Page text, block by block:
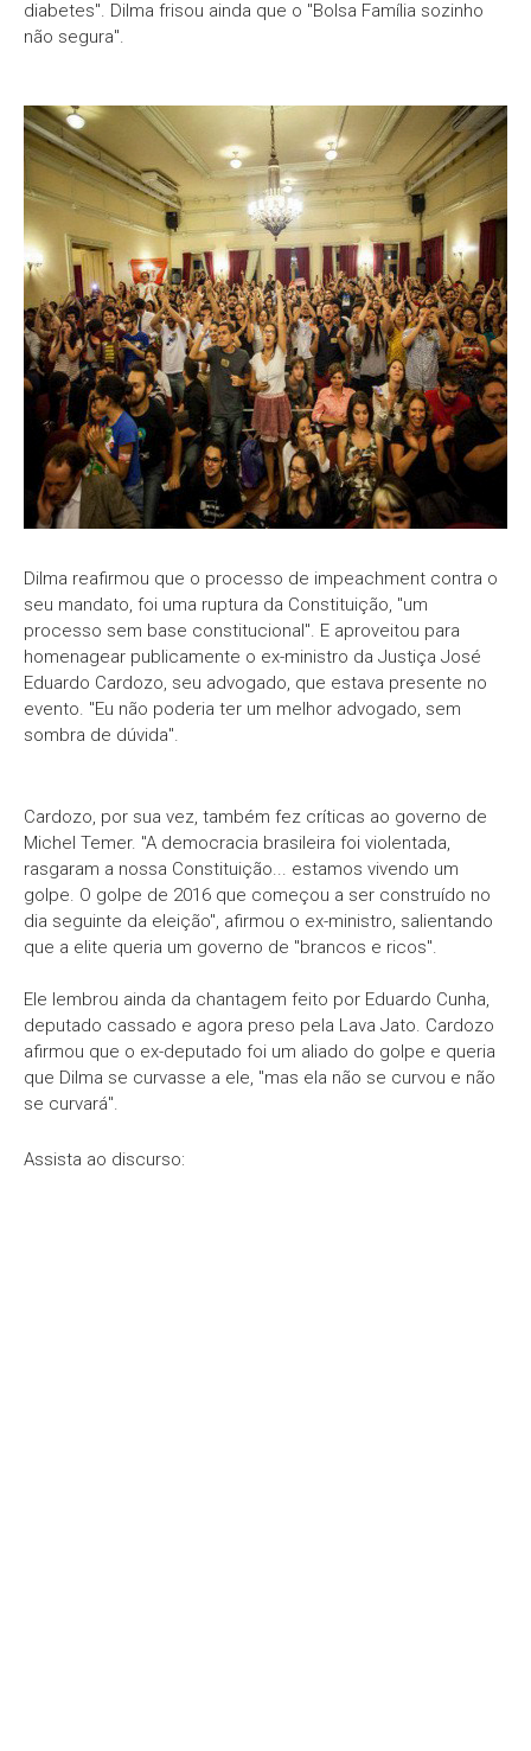
diabetes". Dilma frisou ainda que o "Bolsa Família sozinho
não segura".
Dilma reafirmou que o processo de impeachment contra o
seu mandato, foi uma ruptura da Constituição, "um
processo sem base constitucional". E aproveitou para
homenagear publicamente o ex-ministro da Justiça José
Eduardo Cardozo, seu advogado, que estava presente no
evento. "Eu não poderia ter um melhor advogado, sem
sombra de dúvida".
Cardozo, por sua vez, também fez críticas ao governo de
Michel Temer. "A democracia brasileira foi violentada,
rasgaram a nossa Constituição... estamos vivendo um
golpe. O golpe de 2016 que começou a ser construído no
dia seguinte da eleição", afirmou o ex-ministro, salientando
que a elite queria um governo de "brancos e ricos".
Ele lembrou ainda da chantagem feito por Eduardo Cunha,
deputado cassado e agora preso pela Lava Jato. Cardozo
afirmou que o ex-deputado foi um aliado do golpe e queria
que Dilma se curvasse a ele, "mas ela não se curvou e não
se curvará".
Assista ao discurso: